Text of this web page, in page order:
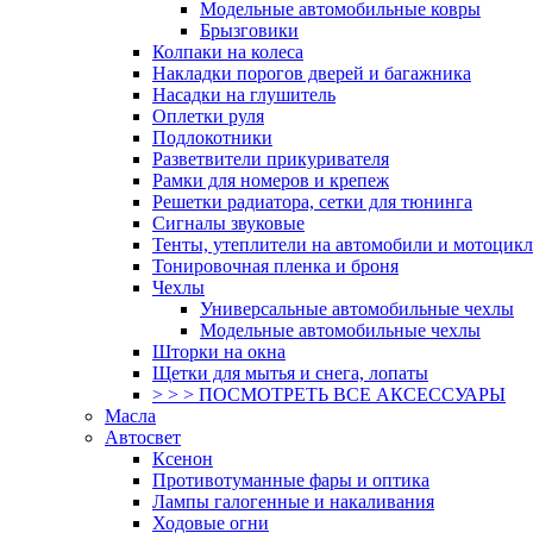
Модельные автомобильные ковры
Брызговики
Колпаки на колеса
Накладки порогов дверей и багажника
Насадки на глушитель
Оплетки руля
Подлокотники
Разветвители прикуривателя
Рамки для номеров и крепеж
Решетки радиатора, сетки для тюнинга
Сигналы звуковые
Тенты, утеплители на автомобили и
Тонировочная пленка и броня
Чехлы
Универсальные автомобильные чехлы
Модельные автомобильные чехлы
Шторки на окна
Щетки для мытья и снега, лопаты
> > > ПОСМОТРЕТЬ ВСЕ АКСЕССУАРЫ
Масла
Автосвет
Ксенон
Противотуманные фары и оптика
Лампы галогенные и накаливания
Ходовые огни